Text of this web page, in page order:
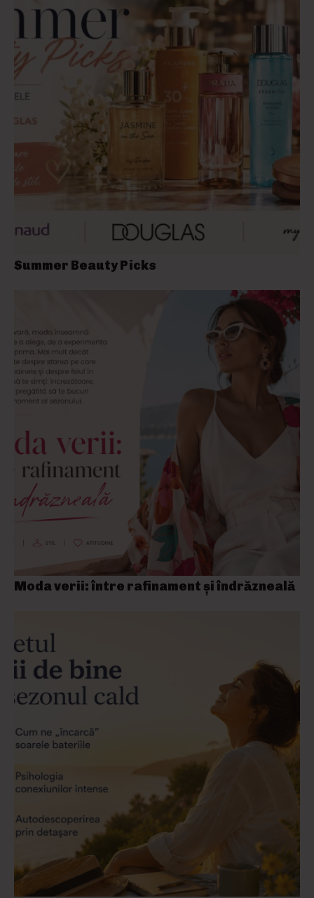
Summer Beauty Picks
Moda verii: între rafinament și îndrăzneală